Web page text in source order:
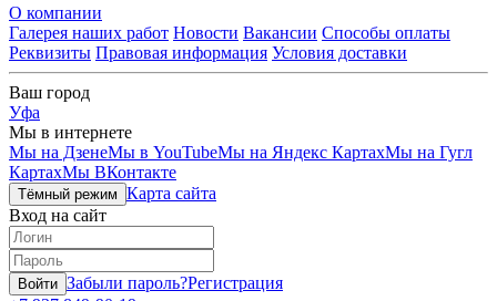
О компании
Галерея наших работ Новости Вакансии Способы оплаты
Реквизиты Правовая информация Условия доставки
Ваш город
Уфа
Мы в интернете
Мы на ДзенеМы в YouTubeМы на Яндекс КартахМы на Гугл
КартахМы ВКонтакте
Тёмный режим Карта сайта
Вход на сайт
Войти Забыли пароль?Регистрация